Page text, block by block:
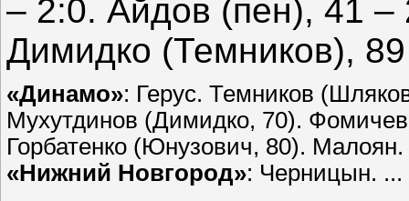
– 2:0. Айдов (пен), 41
Димидко (Темников),
«Динамо»: Герус. Темников
Мухутдинов (Димидко, 70).
Горбатенко (Юнузович, 80). Малоян.
«Нижний Новгород»: Черницын. ...